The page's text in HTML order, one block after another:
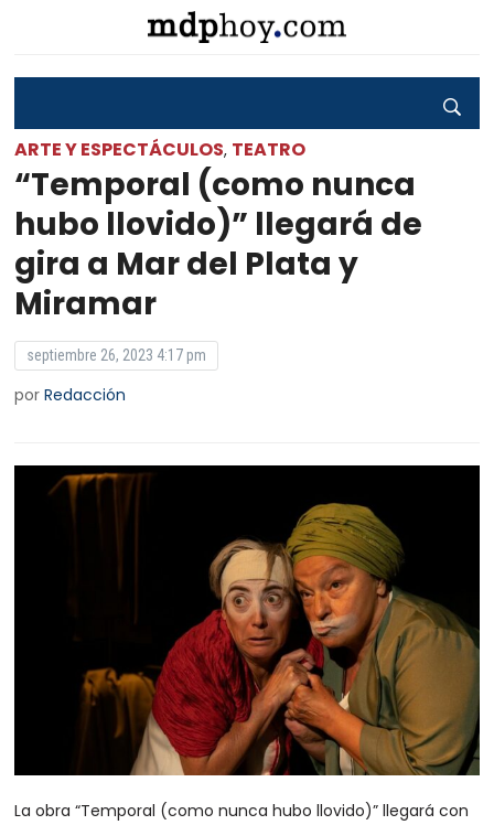
ARTE Y ESPECTÁCULOS, TEATRO
“Temporal (como nunca
hubo llovido)” llegará de
gira a Mar del Plata y
Miramar
septiembre 26, 2023 4:17 pm
porRedacción
La obra “Temporal (como nunca hubo llovido)” llegará con